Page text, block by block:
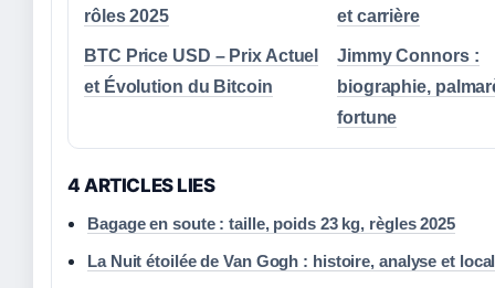
rôles 2025
et carrière
BTC Price USD – Prix Actuel
et Évolution du Bitcoin
Jimmy Connors :
biographie,
fortune
4 ARTICLES LIES
Bagage en soute : taille, poids 23 kg, règles 2025
La Nuit étoilée de Van Gogh : histoire, analyse et